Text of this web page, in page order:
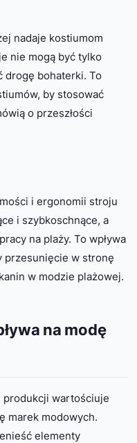
nadaje kostiumom
nie mogą być tylko
drogę bohaterki. To
by stosować
o przeszłości
i ergonomii stroju
i szybkoschnące, a
na plaży. To wpływa
przesunięcie w stronę
w modzie plażowej.
na modę
produkcji wartościuje
marek modowych.
elementy